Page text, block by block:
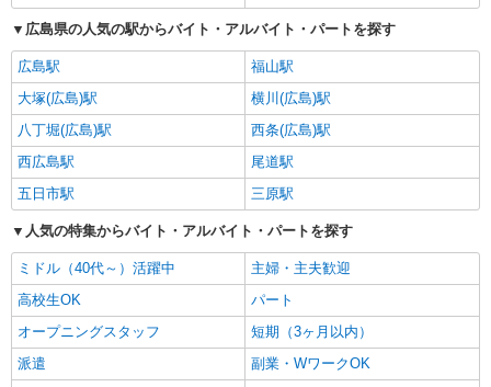
広島県の人気の駅からバイト・アルバイト・パートを探す
広島駅
福山駅
大塚(広島)駅
横川(広島)駅
八丁堀(広島)駅
西条(広島)駅
西広島駅
尾道駅
五日市駅
三原駅
人気の特集からバイト・アルバイト・パートを探す
ミドル（40代～）活躍中
主婦・主夫歓迎
高校生OK
パート
オープニングスタッフ
短期（3ヶ月以内）
派遣
副業・WワークOK